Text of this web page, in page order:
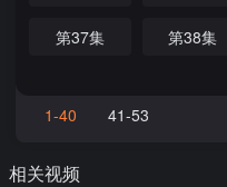
第37集 第38集
1-40 41-53
相关视频